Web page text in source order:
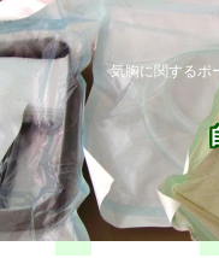
気胸に関するポ